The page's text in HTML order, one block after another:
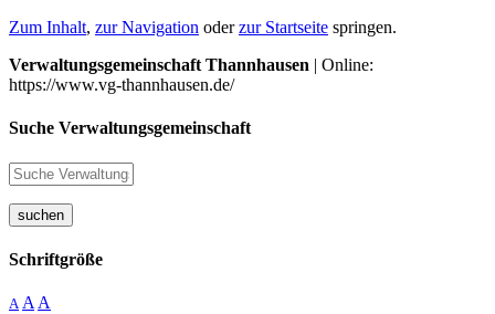
Zum Inhalt, zur Navigation oderzur Startseite springen.
Verwaltungsgemeinschaft Thannhausen | Online:
https://www.vg-thannhausen.de/
Suche Verwaltungsgemeinschaft
suchen
Schriftgröße
A A A